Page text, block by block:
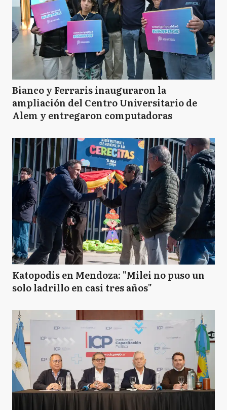
Bianco y Ferraris inauguraron la
ampliación del Centro Universitario de
Alem y entregaron computadoras
Katopodis en Mendoza: "Milei no puso un
solo ladrillo en casi tres años"